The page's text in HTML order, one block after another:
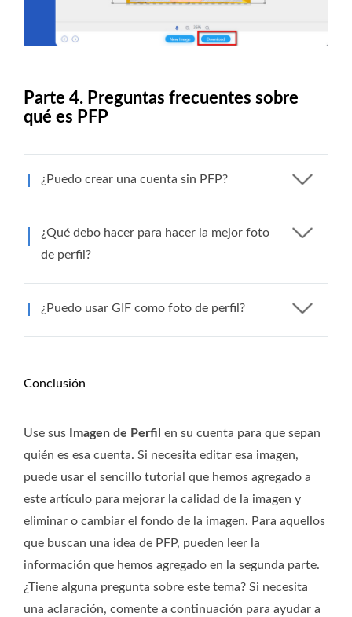
Parte 4. Preguntas frecuentes sobre
qué es PFP
¿Puedo crear una cuenta sin PFP?
¿Qué debo hacer para hacer la mejor foto
de perfil?
¿Puedo usar GIF como foto de perfil?
Conclusión
Use sus Imagen de Perfil en su cuenta para que sepan
quién es esa cuenta. Si necesita editar esa imagen,
puede usar el sencillo tutorial que hemos agregado a
este artículo para mejorar la calidad de la imagen y
eliminar o cambiar el fondo de la imagen. Para aquellos
que buscan una idea de PFP, pueden leer la
información que hemos agregado en la segunda parte.
¿Tiene alguna pregunta sobre este tema? Si necesita
una aclaración, comente a continuación para ayudar a